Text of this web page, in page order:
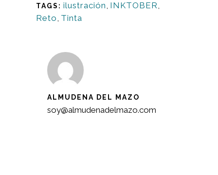
TAGS: ilustración, INKTOBER,
Reto, Tinta
ALMUDENA DEL MAZO
soy@almudenadelmazo.com